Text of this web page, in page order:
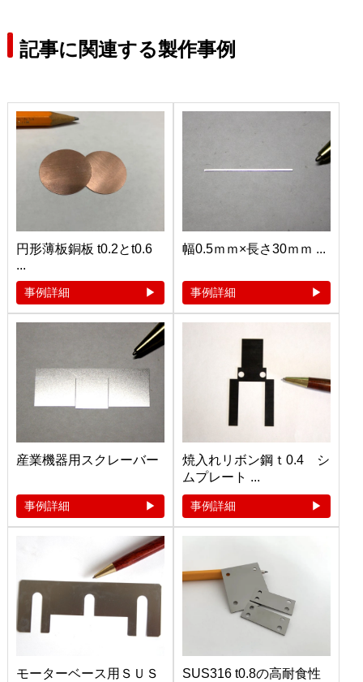
記事に関連する製作事例
円形薄板銅板 t0.2とt0.6
...
事例詳細
幅0.5ｍｍ×長さ30ｍｍ ...
事例詳細
産業機器用スクレーバー
事例詳細
焼入れリボン鋼ｔ0.4 シ
ムプレート ...
事例詳細
モーターベース用ＳＵＳ
SUS316 t0.8の高耐食性